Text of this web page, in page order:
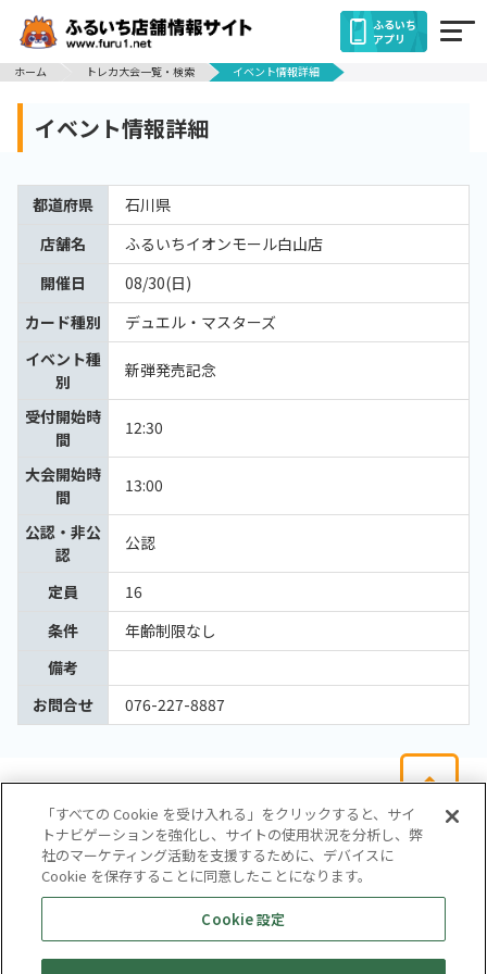
ふるいち
アプリ
ホーム
トレカ大会一覧・検索 イベント情報詳細
イベント情報詳細
都道府県
石川県
店舗名
ふるいちイオンモール白山店
開催日
08/30(日)
カード種別
デュエル・マスターズ
イベント種
別
新弾発売記念
受付開始時
間
12:30
大会開始時
間
13:00
公認・非公
認
公認
定員
16
条件
年齢制限なし
備考
お問合せ
076-227-8887
会社概要
サイトマップ
お問い合わせ
個人情報保護方針
株式会社テイツー
「すべての Cookie を受け入れる」をクリックすると、サイ
トナビゲーションを強化し、サイトの使用状況を分析し、弊
社のマーケティング活動を支援するために、デバイスに
Cookie を保存することに同意したことになります。
Cookie 設定